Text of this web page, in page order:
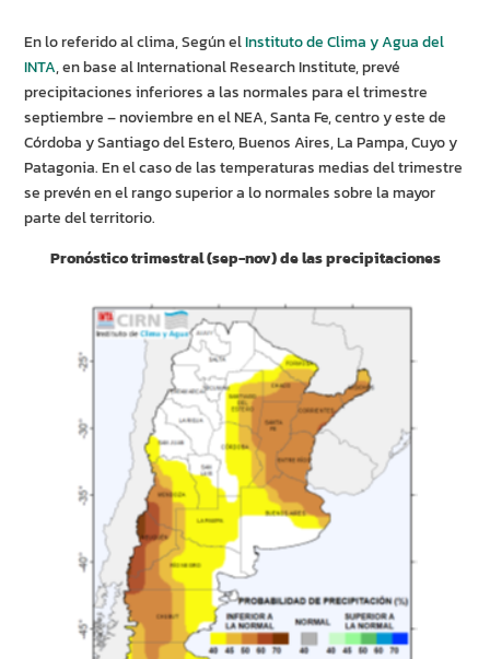
En lo referido al clima, Según elInstituto de Clima y Agua del
INTA, en base al International Research Institute, prevé
precipitaciones inferiores a las normales para el trimestre
septiembre – noviembre en el NEA, Santa Fe, centro y este de
Córdoba y Santiago del Estero, Buenos Aires, La Pampa, Cuyo y
Patagonia. En el caso de las temperaturas medias del trimestre
se prevén en el rango superior a lo normales sobre la mayor
parte del territorio.
Pronóstico trimestral (sep-nov) de las precipitaciones